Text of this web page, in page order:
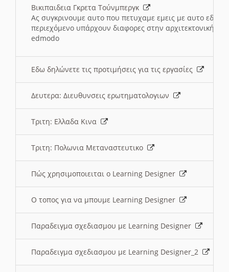
Βικιπαιδεια Γκρετα Τούνμπεργκ
Ας συγκρινουμε αυτο που πετυχαμε εμεις με αυτο εδω
περιεχόμενο υπάρχουν διαφορες στην αρχιτεκτονική
edmodo
Εδω δηλώνετε τις προτιμήσεις για τις εργασίες
Δευτερα: Διευθυνσεις ερωτηματολογιων
Τριτη: Ελλαδα Κινα
Τριτη: Πολωνια Μεταναστευτικο
Πώς χρησιμοποιειται ο Learning Designer
O τοπος για να μπουμε Learning Designer
Παραδειγμα σχεδιασμου με Learning Designer
Παραδειγμα σχεδιασμου με Learning Designer_2